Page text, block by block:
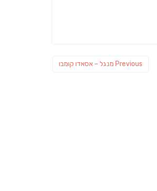
Previous
Previous
מנגל – אסאדו קומבו